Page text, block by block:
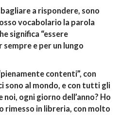
a rispondere, sono
vocabolario la parola
significa “essere
e per un lungo
contenti”, con
sono al mondo, e con tutti gli
ogni giorno dell’anno? Ho
rimesso in libreria, con molto